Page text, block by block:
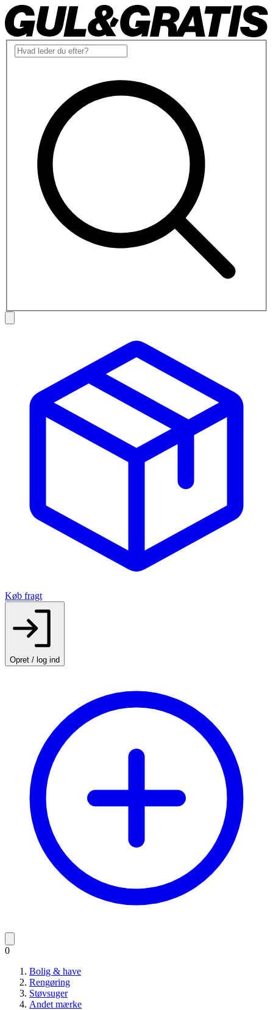
Køb fragt
Opret / log ind
0
Bolig & have
Rengøring
Støvsuger
Andet mærke